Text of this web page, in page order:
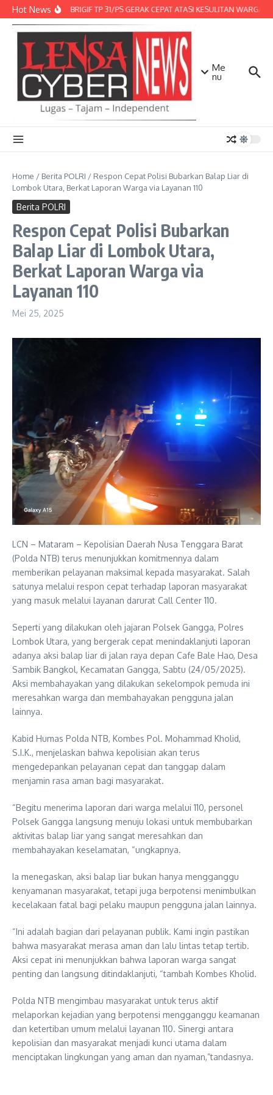
Lewati ke konten
Hot NewsDENMA BRIGIF TP 31/PS GERAK CEPAT ATASI KESULITAN WARGA,
Me
nu
Home / Berita POLRI / Respon Cepat Polisi Bubarkan Balap Liar di
Lombok Utara, Berkat Laporan Warga via Layanan 110
Berita POLRI
Respon Cepat Polisi Bubarkan
Balap Liar di Lombok Utara,
Berkat Laporan Warga via
Layanan 110
Mei 25, 2025
LCN – Mataram – Kepolisian Daerah Nusa Tenggara Barat
(Polda NTB) terus menunjukkan komitmennya dalam
memberikan pelayanan maksimal kepada masyarakat. Salah
satunya melalui respon cepat terhadap laporan masyarakat
yang masuk melalui layanan darurat Call Center 110.
Seperti yang dilakukan oleh jajaran Polsek Gangga, Polres
Lombok Utara, yang bergerak cepat menindaklanjuti laporan
adanya aksi balap liar di jalan raya depan Cafe Bale Hao, Desa
Sambik Bangkol, Kecamatan Gangga, Sabtu (24/05/2025).
Aksi membahayakan yang dilakukan sekelompok pemuda ini
meresahkan warga dan membahayakan pengguna jalan
lainnya.
Kabid Humas Polda NTB, Kombes Pol. Mohammad Kholid,
S.I.K., menjelaskan bahwa kepolisian akan terus
mengedepankan pelayanan cepat dan tanggap dalam
menjamin rasa aman bagi masyarakat.
“Begitu menerima laporan dari warga melalui 110, personel
Polsek Gangga langsung menuju lokasi untuk membubarkan
aktivitas balap liar yang sangat meresahkan dan
membahayakan keselamatan, “ungkapnya.
Ia menegaskan, aksi balap liar bukan hanya mengganggu
kenyamanan masyarakat, tetapi juga berpotensi menimbulkan
kecelakaan fatal bagi pelaku maupun pengguna jalan lainnya.
“Ini adalah bagian dari pelayanan publik. Kami ingin pastikan
bahwa masyarakat merasa aman dan lalu lintas tetap tertib.
Aksi cepat ini menunjukkan bahwa laporan warga sangat
penting dan langsung ditindaklanjuti, “tambah Kombes Kholid.
Polda NTB mengimbau masyarakat untuk terus aktif
melaporkan kejadian yang berpotensi mengganggu keamanan
dan ketertiban umum melalui layanan 110. Sinergi antara
kepolisian dan masyarakat menjadi kunci utama dalam
menciptakan lingkungan yang aman dan nyaman,”tandasnya.